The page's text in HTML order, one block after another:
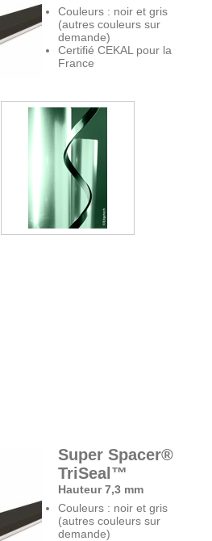
Couleurs : noir et gris
(autres couleurs sur
demande)
Certifié CEKAL pour la
France
Super Spacer®
TriSeal™
Hauteur 7,3 mm
Couleurs : noir et gris
(autres couleurs sur
demande)